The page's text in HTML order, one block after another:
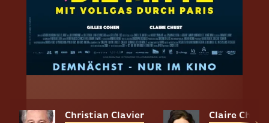
Christian Clavier Claire Chust